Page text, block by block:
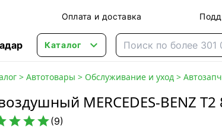
Оплата и доставка
Каталог 
> Автотовары > Обслуживание и уход >
MERCEDES-BENZ T2
(9)